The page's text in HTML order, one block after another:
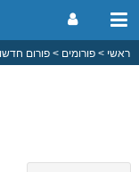
ראשי פורומים פורום